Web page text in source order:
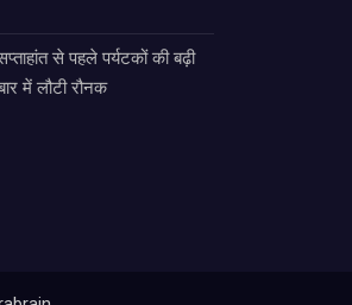
से पहले पर्यटकों की बढ़ी
में लौटी रौनक